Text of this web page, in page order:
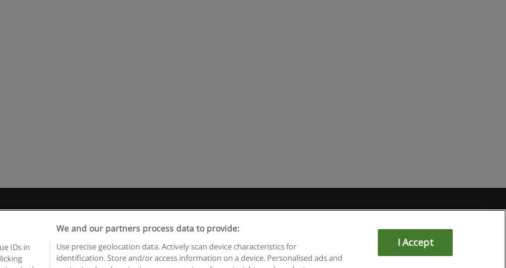
© Educaedu Business S.L. - CIF : B-95610580: - www.educaedu.com.pt
IDs in
We and our partners process data to provide:
Use precise geolocation data. Actively scan device characteristics for
identification. Store and/or access information on a device. Personalised ads and
I Accept